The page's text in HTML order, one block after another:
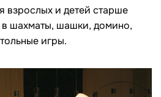
взрослых и детей старше
в шахматы, шашки, домино,
игры.